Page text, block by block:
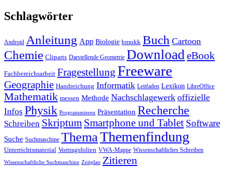
Schlagwörter
Android Anleitung App Biologie bmukk Buch Cartoon
Chemie Cliparts Darstellende Geometrie DownloadeBook
Fachbereichsarbeit Fragestellung Freeware
Geographie Handreichung Informatik Leitfaden Lexikon LibreOffice
Mathematik messen Methode Nachschlagewerk offizielle
Infos Physik Programmieren Präsentation Recherche
Schreiben Skriptum Smartphone und Tablet Software
Suche Suchmaschine ThemaThemenfindung
Unterrichtsmaterial Vortragsfolien VWA-Mappe Wissenschaftliches Schreiben
Wissenschaftliche Suchmaschine Zeitplan Zitieren